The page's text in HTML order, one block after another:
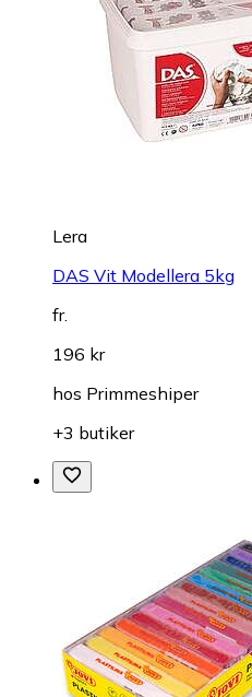
Lera
DAS Vit Modellera 5kg
fr.
196 kr
hos Primmeshiper
+3 butiker